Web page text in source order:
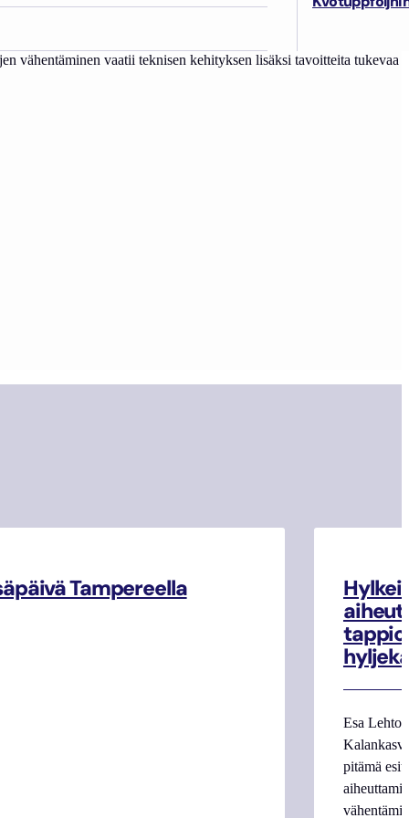
Tiekartta liittyy kiinteästi KaKen vihreän siirtymän työpakettiin.
vähentäminen vaatii teknisen kehityksen lisäksi tavoitteita tukevaa
Tampereella
Esa
pitämä